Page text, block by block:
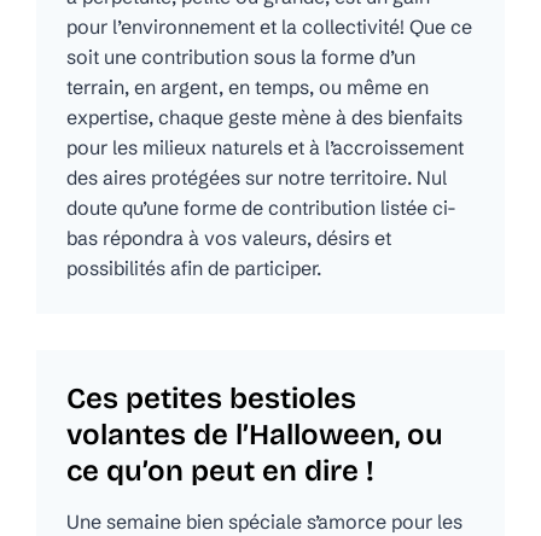
pour l’environnement et la collectivité! Que ce
soit une contribution sous la forme d’un
terrain, en argent, en temps, ou même en
expertise, chaque geste mène à des bienfaits
pour les milieux naturels et à l’accroissement
des aires protégées sur notre territoire. Nul
doute qu’une forme de contribution listée ci-
bas répondra à vos valeurs, désirs et
possibilités afin de participer.
Ces petites bestioles
volantes de l’Halloween, ou
ce qu’on peut en dire !
Une semaine bien spéciale s’amorce pour les